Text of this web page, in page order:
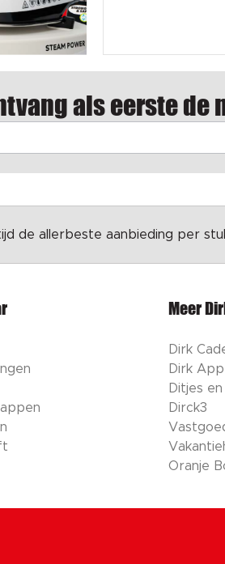
als eerste de
de allerbeste aanbieding per
Meer
Dirk
Dirk App
Ditjes
Dirck3
Oranje